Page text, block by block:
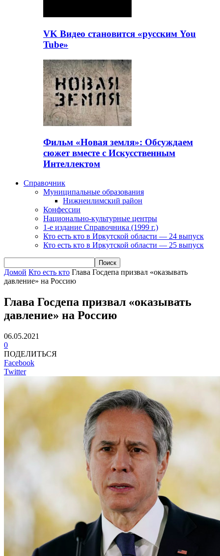
VK Видео становится «русским You
Tube»
Фильм «Новая земля»: Обсуждаем
сюжет вместе с Искусственным
Интеллектом
Справочник
Муниципальные образования
Нижнеилимский район
Конфессии
Национально-культурные центры
1-е издание Справочника (1999 г.)
Кто есть кто в Иркутской области — 24 выпуск
Кто есть кто в Иркутской области — 25 выпуск
Домой Кто есть кто Глава Госдепа призвал «оказывать
давление» на Россию
Глава Госдепа призвал «оказывать
давление» на Россию
06.05.2021
0
ПОДЕЛИТЬСЯ
Facebook
Twitter